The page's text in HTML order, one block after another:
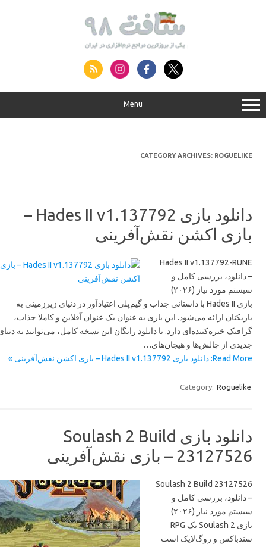
Menu
CATEGORY ARCHIVES:ROGUELIKE
دانلود بازی Hades II v1.137792 –
بازی اکشن نقش‌آفرینی
Hades II v1.137792-RUNE
– دانلود، بررسی کامل و
سیستم مورد نیاز (۲۰۲۶)
بازی Hades II با داستانی جذاب و گیم‌پلی اعتیادآور در دنیای زیرزمینی به
بازیکنان ارائه می‌شود. این بازی به عنوان یک عنوان آفلاین و کاملا جذاب،
گرافیک خیره‌کننده‌ای دارد. با دانلود رایگان این نسخه کامل، می‌توانید به دنیای
جدیدی از چالش‌ها و هیجان‌های…
Read More: دانلود بازی Hades II v1.137792 – بازی اکشن نقش‌آفرینی »
Category:Roguelike
دانلود بازی Soulash 2 Build
23127526 – بازی نقش‌آفرینی
Soulash 2 Build 23127526
– دانلود، بررسی کامل و
سیستم مورد نیاز (۲۰۲۶)
بازی Soulash 2 یک RPG
سندباکس و روگ‌لایک است